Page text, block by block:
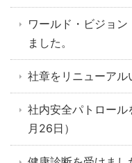
ワールド・ビジョ
ました。
社章をリニューアル
社内安全パトロー
月26日）